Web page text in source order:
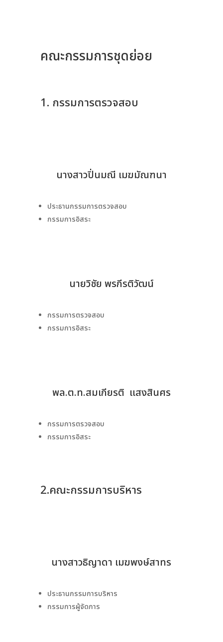
คณะกรรมการชุดย่อย
1. กรรมการตรวจสอบ
นางสาวปิ่นมณี เมฆมัณฑนา
ประธานกรรมการตรวจสอบ
กรรมการอิสระ
นายวิชัย พรกีรติวัฒน์
กรรมการตรวจสอบ
กรรมการอิสระ
พล.ต.ท.สมเกียรติ แสงสินศร
กรรมการตรวจสอบ
กรรมการอิสระ
2.คณะกรรมการบริหาร
นางสาวธิญาดา เมฆพงษ์สาทร
ประธานกรรมการบริหาร
กรรมการผู้จัดการ